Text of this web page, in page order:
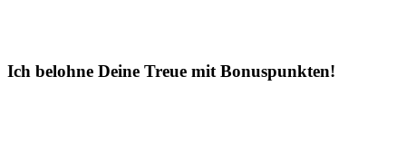
Ich belohne Deine Treue mit Bonuspunkten!